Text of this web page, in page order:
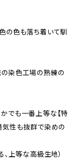
の色も落ち着いて馴
の染色工場の熟練の
でも一番上等な【特
気性も抜群で染めの
、上等な高級生地）